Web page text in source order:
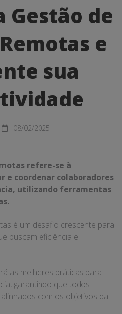
Gestão de
e
sua
08/02/2025
refere-se à
e coordenar colaboradores
utilizando ferramentas
é um desafio crescente para
buscam eficiência e
as melhores práticas para
garantindo que todos
com os objetivos da